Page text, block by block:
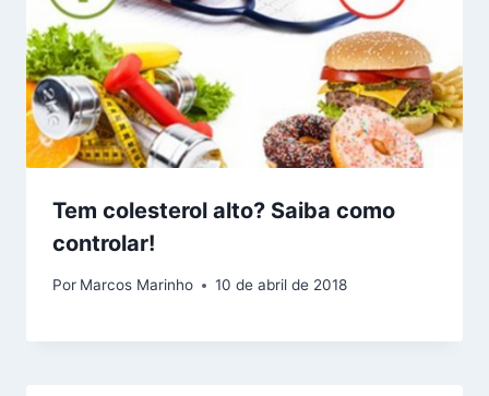
Tem colesterol alto? Saiba como
controlar!
Por Marcos Marinho 10 de abril de 2018